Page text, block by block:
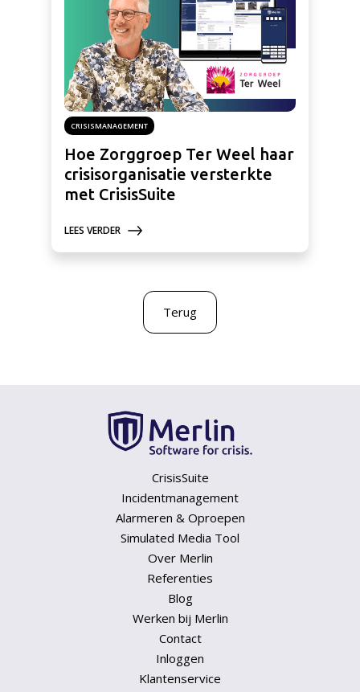
CRISISMANAGEMENT
Hoe Zorggroep Ter Weel haar
crisisorganisatie versterkte
met CrisisSuite
LEES VERDER
Terug
CrisisSuite
Incidentmanagement
Alarmeren & Oproepen
Simulated Media Tool
Over Merlin
Referenties
Blog
Werken bij Merlin
Contact
Inloggen
Klantenservice